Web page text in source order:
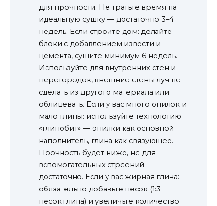
для прочности. Не тратьте время на
идеальную сушку — достаточно 3–4
недель. Если строите дом: делайте
блоки с добавлением извести и
цемента, сушите минимум 6 недель.
Используйте для внутренних стен и
перегородок, внешние стены лучше
сделать из другого материала или
облицевать. Если у вас много опилок и
мало глины: используйте технологию
«глинобит» — опилки как основной
наполнитель, глина как связующее.
Прочность будет ниже, но для
вспомогательных строений —
достаточно. Если у вас жирная глина:
обязательно добавьте песок (1:3
песок:глина) и увеличьте количество